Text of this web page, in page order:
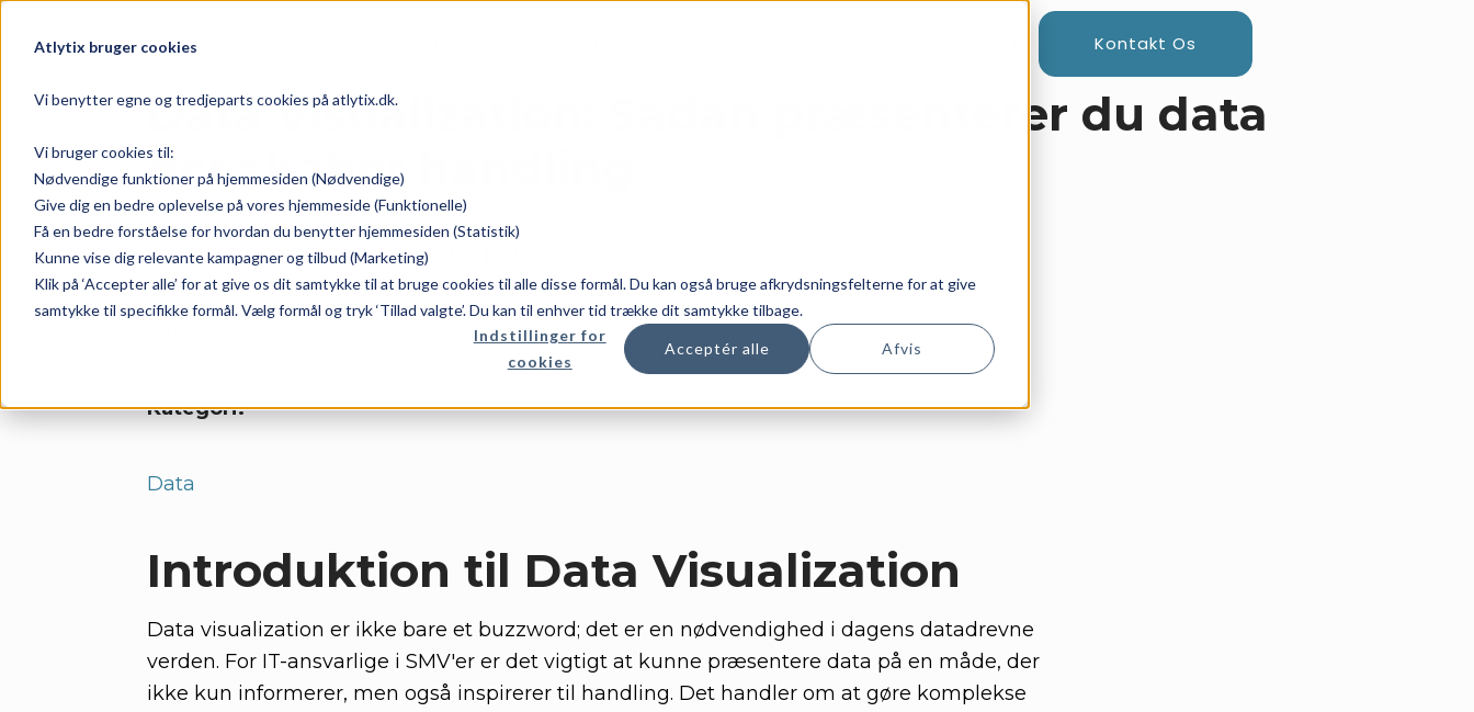
Atlytix bruger cookies
Vi benytter egne og tredjeparts cookies på atlytix.dk.
Vi bruger cookies til:
Nødvendige funktioner på hjemmesiden (Nødvendige)
Give dig en bedre oplevelse på vores hjemmeside (Funktionelle)
Få en bedre forståelse for hvordan du benytter hjemmesiden (Statistik)
Kunne vise dig relevante kampagner og tilbud (Marketing)
Klik på ‘Accepter alle’ for at give os dit samtykke til at bruge cookies til alle disse formål. Du kan også bruge afkrydsningsfelterne for at give
samtykke til specifikke formål. Vælg formål og tryk ‘Tillad valgte’. Du kan til enhver tid trække dit samtykke tilbage.
Indstillinger for
cookies
Acceptér alle Afvis
Kontakt Os
Data Visualization: Sådan præsenterer du data
der skaber handling
Dato:
Kategori:
Data
Rene
Introduktion til Data Visualization
Data visualization er ikke bare et buzzword; det er en nødvendighed i dagens datadrevne
verden. For IT-ansvarlige i SMV'er er det vigtigt at kunne præsentere data på en måde, der
ikke kun informerer, men også inspirerer til handling. Det handler om at gøre komplekse